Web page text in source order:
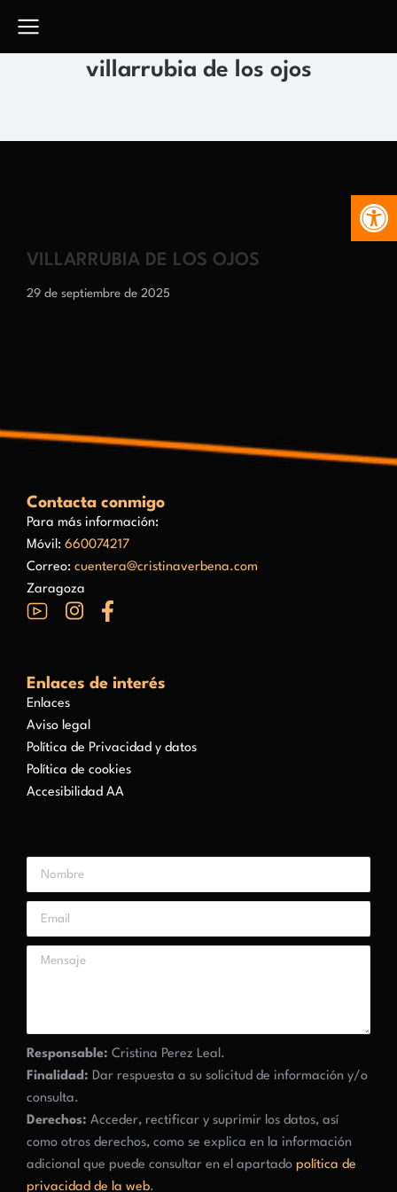
villarrubia de los ojos
VILLARRUBIA DE LOS OJOS
29 de septiembre de 2025
Contacta conmigo
Para más información:
Móvil: 660074217
Correo: cuentera@cristinaverbena.com
Zaragoza
Enlaces de interés
Enlaces
Aviso legal
Política de Privacidad y datos
Política de cookies
Accesibilidad AA
Responsable: Cristina Perez Leal.
Finalidad: Dar respuesta a su solicitud de información y/o
consulta.
Derechos: Acceder, rectificar y suprimir los datos, así
como otros derechos, como se explica en la información
adicional que puede consultar en el apartado política de
privacidad de la web.